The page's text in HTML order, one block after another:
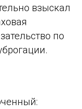
взыскал
по